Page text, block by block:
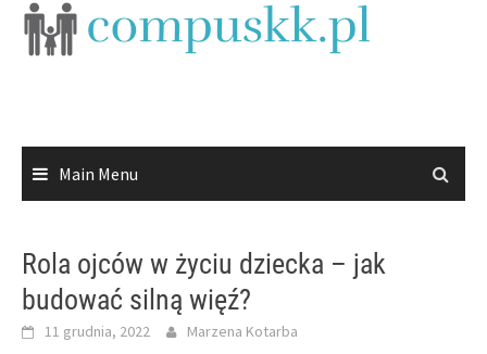
Skip
Main Menu
Rola ojców w życiu dziecka – jak
budować silną więź?
11 grudnia, 2022 Marzena Kotarba